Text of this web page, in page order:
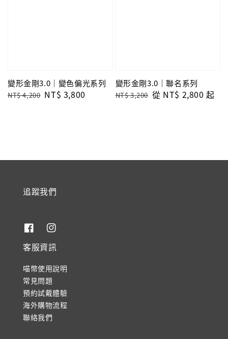
變形金剛3.0｜變色偏光系列
Regular
NT$ 4,200 Sale
NT$ 3,800
變形金剛3.0｜聯名系列
Regular
NT$ 3,200 Sale
從 NT$ 2,800 起
追蹤我們
客服資訊
喵幣使用說明
常見問題
預約試戴體驗
海外購物流程
聯絡我們